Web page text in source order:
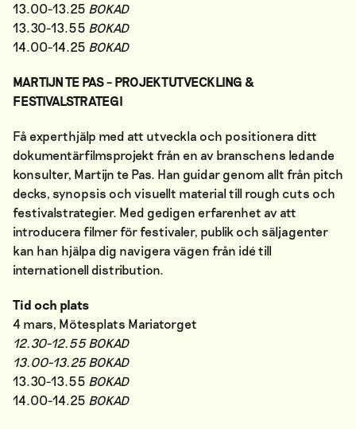
13.00-13.25 BOKAD
13.30-13.55 BOKAD
14.00-14.25 BOKAD
MARTIJN TE PAS – PROJEKTUTVECKLING &
FESTIVALSTRATEGI
Få experthjälp med att utveckla och positionera ditt
dokumentärfilmsprojekt från en av branschens ledande
konsulter, Martijn te Pas. Han guidar genom allt från pitch
decks, synopsis och visuellt material till rough cuts och
festivalstrategier. Med gedigen erfarenhet av att
introducera filmer för festivaler, publik och säljagenter
kan han hjälpa dig navigera vägen från idé till
internationell distribution.
Tid och plats
4 mars, Mötesplats Mariatorget
12.30-12.55 BOKAD
13.00-13.25 BOKAD
13.30-13.55 BOKAD
14.00-14.25 BOKAD